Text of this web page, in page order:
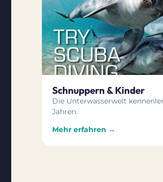
Schnuppern & Kinder
Die Unterwasserwelt
Jahren.
Mehr erfahren →